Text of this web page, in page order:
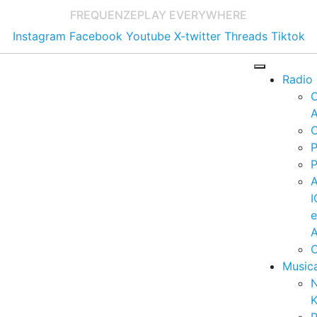
FREQUENZEPLAY EVERYWHERE
Instagram Facebook Youtube X-twitter Threads Tiktok
Radio
e